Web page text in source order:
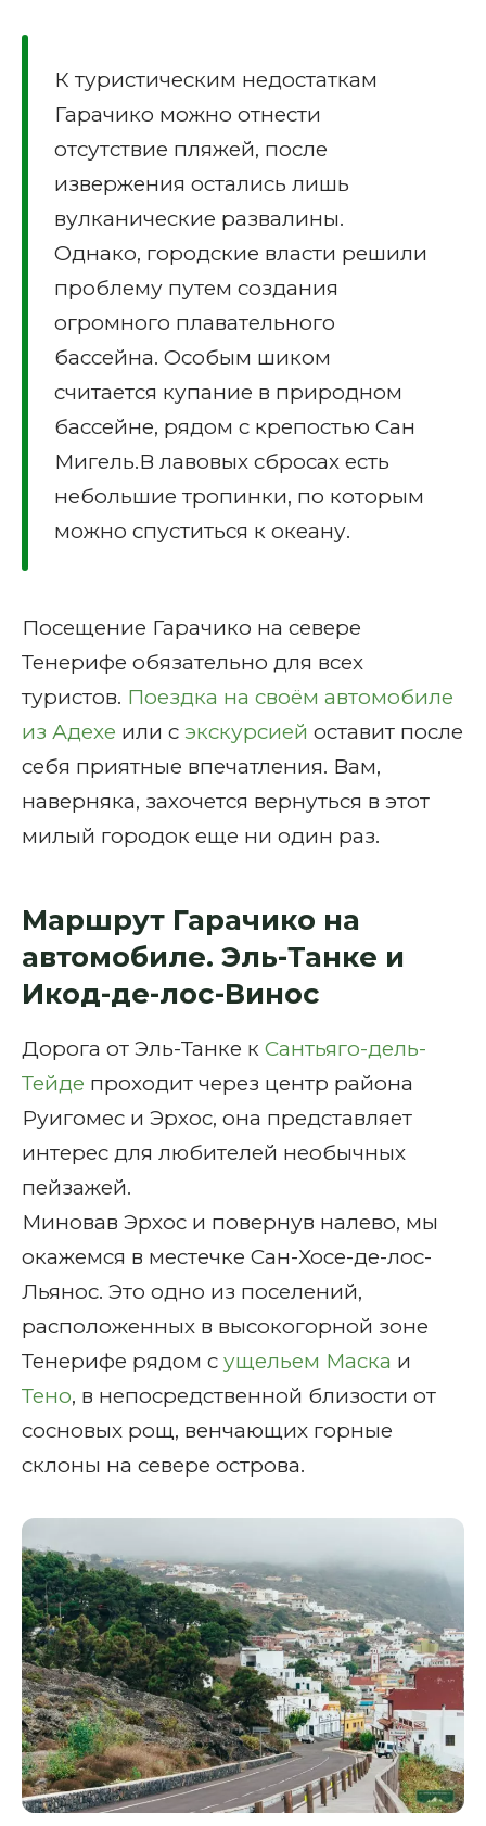
К туристическим недостаткам
Гарачико можно отнести
отсутствие пляжей, после
извержения остались лишь
вулканические развалины.
Однако, городские власти решили
проблему путем создания
огромного плавательного
бассейна. Особым шиком
считается купание в природном
бассейне, рядом с крепостью Сан
Мигель.В лавовых сбросах есть
небольшие тропинки, по которым
можно спуститься к океану.
Посещение Гарачико на севере
Тенерифе обязательно для всех
туристов. Поездка на своём автомобиле
из Адехе или с экскурсией оставит после
себя приятные впечатления. Вам,
наверняка, захочется вернуться в этот
милый городок еще ни один раз.
Маршрут Гарачико на
автомобиле. Эль-Танке и
Икод-де-лос-Винос
Дорога от Эль-Танке к Сантьяго-дель-
Тейде проходит через центр района
Руигомес и Эрхос, она представляет
интерес для любителей необычных
пейзажей.
Миновав Эрхос и повернув налево, мы
окажемся в местечке Сан-Хосе-де-лос-
Льянос. Это одно из поселений,
расположенных в высокогорной зоне
Тенерифе рядом с ущельем Маска и
Тено, в непосредственной близости от
сосновых рощ, венчающих горные
склоны на севере острова.